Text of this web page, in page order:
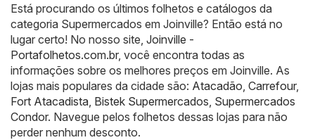
Está procurando os últimos folhetos e catálogos da
categoria Supermercados em Joinville? Então está no
lugar certo! No nosso site, Joinville -
Portafolhetos.com.br, você encontra todas as
informações sobre os melhores preços em Joinville. As
lojas mais populares da cidade são: Atacadão Carrefour,
Fort Atacadista Bistek Supermercados Supermercados
Condor. Navegue pelos folhetos dessas lojas para não
perder nenhum desconto.